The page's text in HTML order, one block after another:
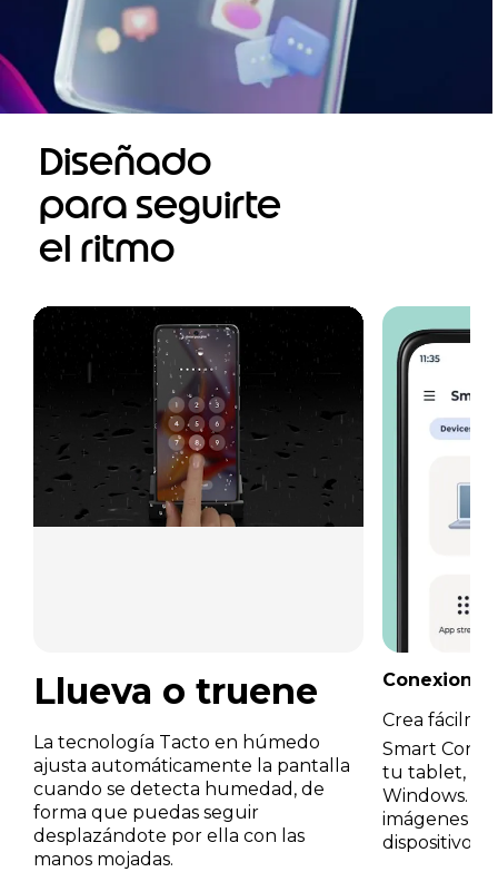
Diseñado
para seguirte
el ritmo
Llueva o truene
La tecnología Tacto en húmedo
ajusta automáticamente la pantalla
cuando se detecta humedad, de
forma que puedas seguir
desplazándote por ella con las
manos mojadas.
Crea
Smart
tu tablet, tu
Windows.
imágenes
dispositivos